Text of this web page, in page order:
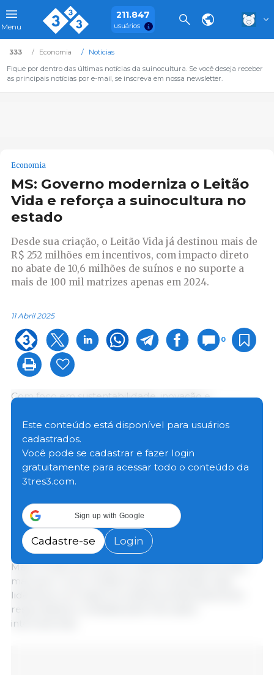
Menu
211.847
usuários
333 Economia
Notícias
Fique por dentro das últimas notícias da suinocultura. Se você deseja receber
as principais notícias por e-mail, se inscreva em nossa newsletter.
Economia
MS: Governo moderniza o Leitão
Vida e reforça a suinocultura no
estado
Desde sua criação, o Leitão Vida já destinou mais de
R$ 252 milhões em incentivos, com impacto direto
no abate de 10,6 milhões de suínos e no suporte a
mais de 100 mil matrizes apenas em 2024.
11 Abril 2025
0
Com foco em sustentabilidade, inovação e
protagonismo do Estado na cadeia de proteína
animal. Desde sua criação, o Leitão Vida já destinou
mais de R$ 252 milhões em incentivos, com impacto
direto no abate de 10,6 milhões de suínos e no
suporte a mais de 100 mil matrizes apenas em 2024.
Para o secretário Jaime Verruck, da Semadesc, a
atualização representa um salto qualitativo nas
exigências e na visão de futuro da suinocultura sul-
mato-grossense. E destacou que a suinocultura de
Mato Grosso do Sul já é a mais tecnificada do país,
mas que o novo modelo busca consolidar essa
liderança com base em práticas ambientalmente
responsáveis e voltadas para mercados
internacionais.
Este conteúdo está disponível para usuários
cadastrados.
Você pode se cadastrar e fazer login
gratuitamente para acessar todo o conteúdo da
3tres3.com.
Sign up with Google
Cadastre-se Login